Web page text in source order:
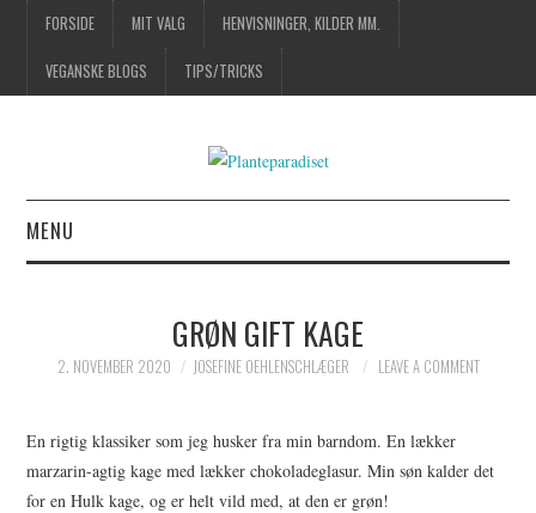
FORSIDE MIT VALG HENVISNINGER, KILDER MM.
VEGANSKE BLOGS TIPS/TRICKS
MENU
MM.
GRØN GIFT KAGE
2. NOVEMBER 2020 JOSEFINE OEHLENSCHLÆGER LEAVE A COMMENT
En rigtig klassiker som jeg husker fra min barndom. En lækker
marzarin-agtig kage med lækker chokoladeglasur. Min søn kalder det
for en Hulk kage, og er helt vild med, at den er grøn!